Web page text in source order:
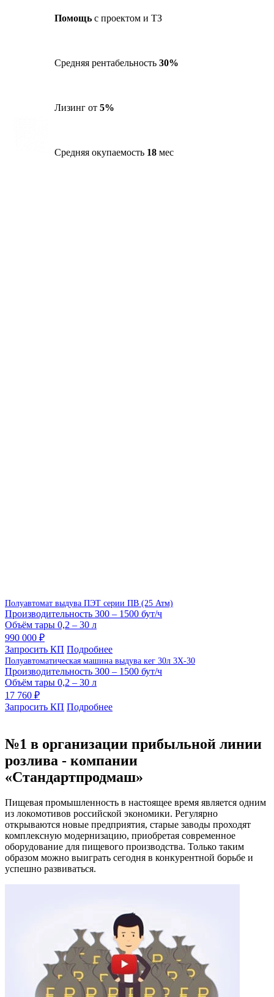
Помощь с проектом и ТЗ
Средняя рентабельность 30%
Лизинг от 5%
Средняя окупаемость 18 мес
Полуавтомат выдува ПЭТ серии ПВ (25 Атм)
Производительность 300 – 1500 бут/ч
Объём тары 0,2 – 30 л
990 000 ₽
Запросить КП Подробнее
Полуавтоматическая машина выдува кег 30л 3Х-30
Производительность 300 – 1500 бут/ч
Объём тары 0,2 – 30 л
17 760 ₽
Запросить КП Подробнее
№1 в организации прибыльной линии
розлива - компании
«Стандартпродмаш»
Пищевая промышленность в настоящее время является одним
из локомотивов российской экономики. Регулярно
открываются новые предприятия, старые заводы проходят
комплексную модернизацию, приобретая современное
оборудование для пищевого производства. Только таким
образом можно выиграть сегодня в конкурентной борьбе и
успешно развиваться.